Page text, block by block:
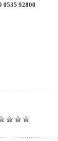
0535 92800